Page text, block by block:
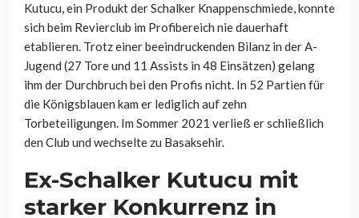
Kutucu, ein Produkt der Schalker Knappenschmiede, konnte
sich beim Revierclub im Profibereich nie dauerhaft
etablieren. Trotz einer beeindruckenden Bilanz in der A-
Jugend (27 Tore und 11 Assists in 48 Einsätzen) gelang
ihm der Durchbruch bei den Profis nicht. In 52 Partien für
die Königsblauen kam er lediglich auf zehn
Torbeteiligungen. Im Sommer 2021 verließ er schließlich
den Club und wechselte zu Basaksehir.
Ex-Schalker Kutucu mit
starker Konkurrenz in